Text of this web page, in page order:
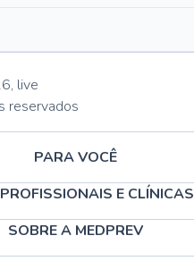
, live
reservados
PARA VOCÊ
E CLÍNICAS
SOBRE A MEDPREV